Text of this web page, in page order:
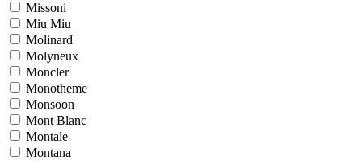
Missoni
Miu Miu
Molinard
Molyneux
Moncler
Monotheme
Monsoon
Mont Blanc
Montale
Montana